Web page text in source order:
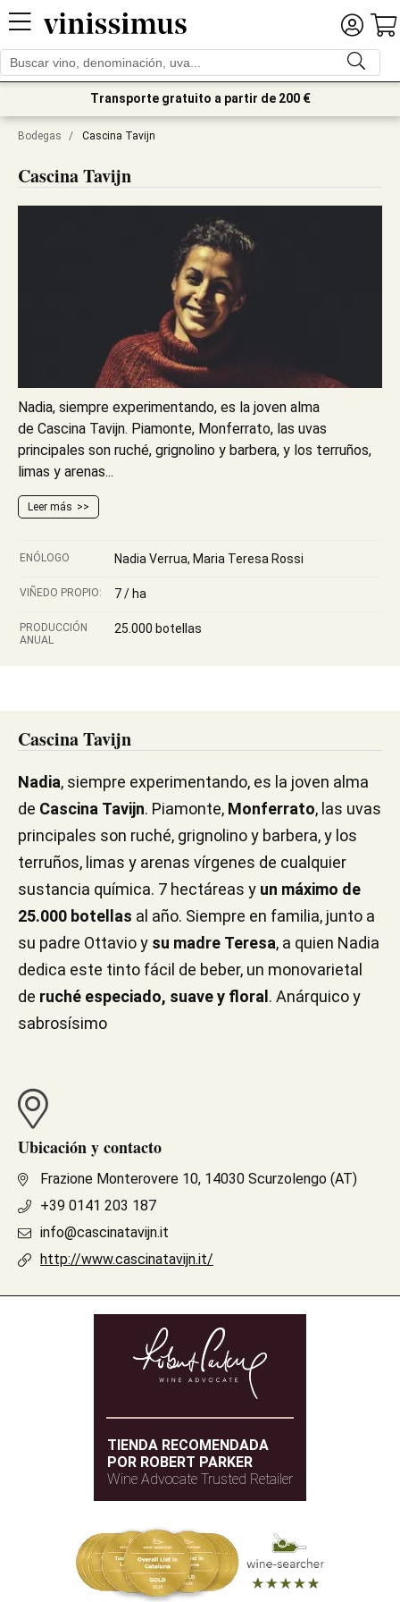
Transporte gratuito a partir de 200 €
Bodegas / Cascina Tavijn
Cascina Tavijn
Nadia, siempre experimentando, es la joven alma
de Cascina Tavijn. Piamonte, Monferrato, las uvas
principales son ruché, grignolino y barbera, y los terruños,
limas y arenas...
Leer más
ENÓLOGO Nadia Verrua, Maria Teresa Rossi
VIÑEDO PROPIO: 7 / ha
PRODUCCIÓN
ANUAL
25.000 botellas
Cascina Tavijn
Nadia, siempre experimentando, es la joven alma
de Cascina Tavijn. Piamonte, Monferrato, las uvas
principales son ruché, grignolino y barbera, y los
terruños, limas y arenas vírgenes de cualquier
sustancia química. 7 hectáreas y un máximo de
25.000 botellas al año. Siempre en familia, junto a
su padre Ottavio y su madre Teresa, a quien Nadia
dedica este tinto fácil de beber, un monovarietal
de ruché especiado, suave y floral . Anárquico y
sabrosísimo
Ubicación y contacto
Frazione Monterovere 10, 14030 Scurzolengo (AT)
+39 0141 203 187
info@cascinatavijn.it
http://www.cascinatavijn.it/
TIENDA RECOMENDADA
POR ROBERT PARKER
Wine Advocate Trusted Retailer